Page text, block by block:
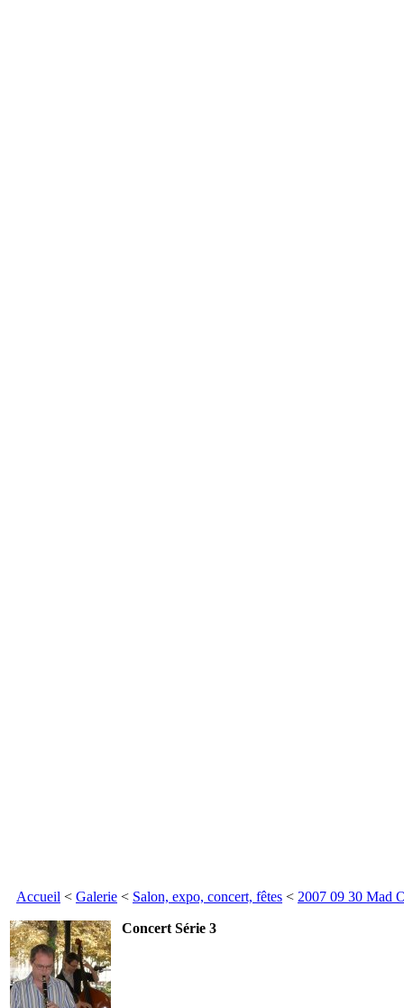
Accueil < Galerie < Salon, expo, concert, fêtes < 2007 09 30 Mad
Concert Série 3